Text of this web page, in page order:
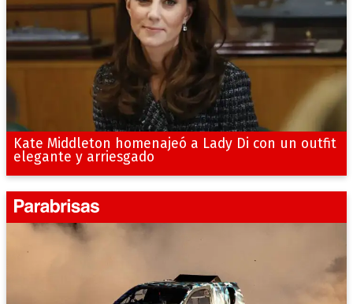
Kate Middleton homenajeó a Lady Di con un outfit
elegante y arriesgado